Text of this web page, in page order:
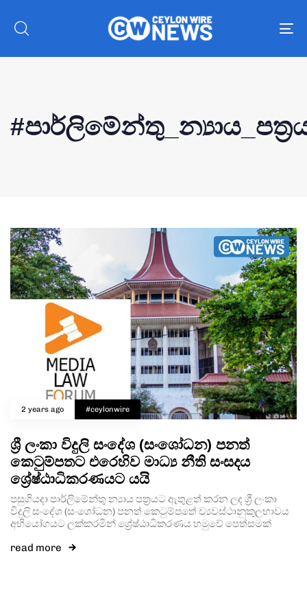
Type and hit enter
2 years ago #ceylonwire
ශ්‍රී ලංකා විදුලි සංදේශ (සංශෝධන) පනත්
කෙටුම්පතට එරෙහිව මාධ්‍ය නීති සංසදය
ශ්‍රේෂ්ඨාධිකරණයට යයි
පසුගියදා පාර්ලිමේන්තු න්‍යාය පත්‍රයට ඇතුළත් කරන ලද ශ්‍රී ලංකා
විදුලි සංදේශ (සංශෝධන) පනත් කෙටුම්පතේ ව්‍යවස්ථානුකුලභාවය
අභියෝගයට ලක්කරමින් ශ්‍රේෂ්ඨාධිකරණය හමුවේ පෙත්සමක්
read more